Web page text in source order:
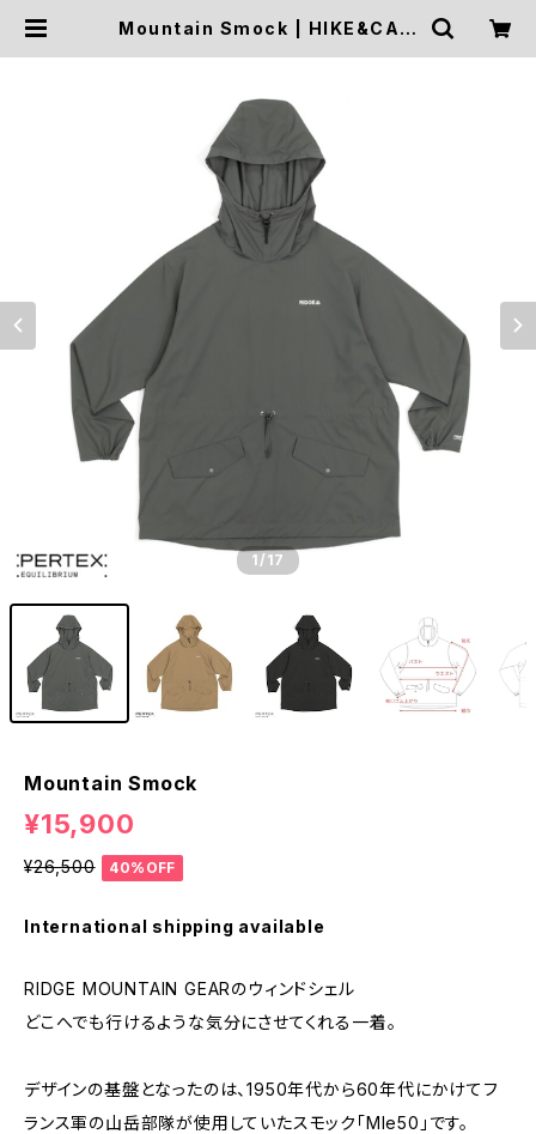
Mountain Smock | HIKE&CAM
1 /17
Mountain Smock
¥15,900
¥26,500 40%OFF
International shipping available
RIDGE MOUNTAIN GEARのウィンドシェル
どこへでも行けるような気分にさせてくれる一着。
デザインの基盤となったのは、1950年代から60年代にかけてフ
ランス軍の山岳部隊が使用していたスモック「Mle50」です。